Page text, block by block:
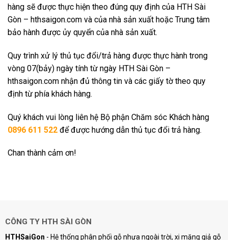
hàng sẽ được thực hiện theo đúng quy định của HTH Sài
Gòn – hthsaigon.com và của nhà sản xuất hoặc Trung tâm
bảo hành được ủy quyển của nhà sản xuất.
Quy trình xử lý thủ tục đổi/trả hàng được thực hành trong
vòng 07(bảy) ngày tính từ ngày HTH Sài Gòn –
hthsaigon.com nhận đủ thông tin và các giấy tờ theo quy
định từ phía khách hàng.
Quý khách vui lòng liên hệ Bộ phận Chăm sóc Khách hàng
0896 611 522 để được hướng dẫn thủ tục đổi trả hàng.
Chan thành cảm ơn!
CÔNG TY HTH SÀI GÒN
HTHSaiGon - Hệ thống phân phối gỗ nhựa ngoài trời, xi măng giả gỗ